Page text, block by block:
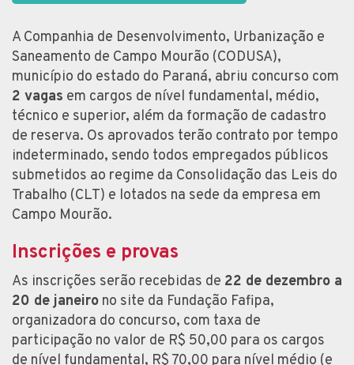
A Companhia de Desenvolvimento, Urbanização e
Saneamento de Campo Mourão (CODUSA),
município do estado do Paraná, abriu concurso com
2 vagas em cargos de nível fundamental, médio,
técnico e superior, além da formação de cadastro
de reserva. Os aprovados terão contrato por tempo
indeterminado, sendo todos empregados públicos
submetidos ao regime da Consolidação das Leis do
Trabalho (CLT) e lotados na sede da empresa em
Campo Mourão.
Inscrições e provas
As inscrições serão recebidas de 22 de dezembro a
20 de janeiro no site da Fundação Fafipa,
organizadora do concurso, com taxa de
participação no valor de R$ 50,00 para os cargos
de nível fundamental, R$ 70,00 para nível médio (e